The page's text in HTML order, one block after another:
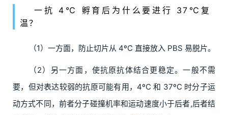
一抗 4℃ 孵育后为什么要进行 37℃复
温？
（1）一方面，防止切片从 4ºC 直接放入 PBS 易脱片。
（2）另一方面，使抗原抗体结合更稳定。一般不需
要，但对表达较弱的抗原可能有用，4ºC 和 37ºC 时分子运
动方式不同，前者分子碰撞机率和运动速度小于后者,后者结